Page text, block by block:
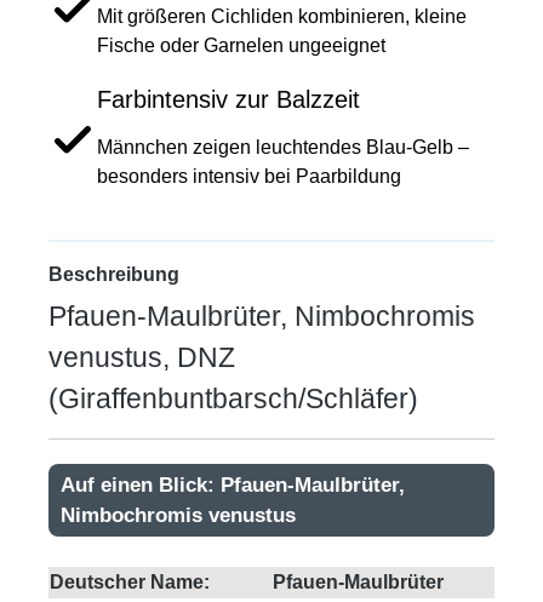
Mit größeren Cichliden kombinieren, kleine
Fische oder Garnelen ungeeignet
Farbintensiv zur Balzzeit
Männchen zeigen leuchtendes Blau-Gelb –
besonders intensiv bei Paarbildung
Beschreibung
Pfauen-Maulbrüter, Nimbochromis
venustus, DNZ
(Giraffenbuntbarsch/Schläfer)
Auf einen Blick: Pfauen-Maulbrüter,
Nimbochromis venustus
Deutscher Name: Pfauen-Maulbrüter